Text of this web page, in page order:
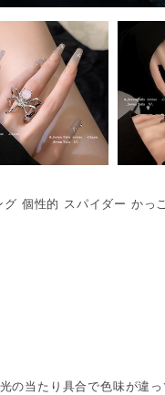
個性的 スパイダー かっ
の当たり具合で色味が違